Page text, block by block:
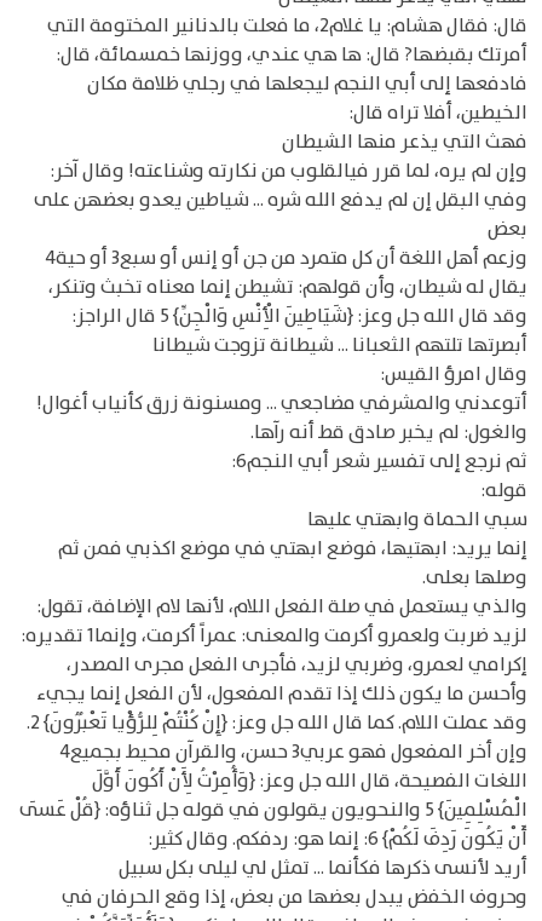
قال: فقال هشام: يا غلام2، ما فعلت بالدنانير المختومة التي
أمرتك بقبضها? قال: ها هي عندي، ووزنها خمسمائة، قال:
فادفعها إلى أبي النجم ليجعلها في رجلي ظلامة مكان
الخيطين، أفلا تراه قال:
فهث التي يذعر منها الشيطان
وإن لم يره، لما قرر فيالقلوب من نكارته وشناعته! وقال آخر:
وفي البقل إن لم يدفع الله شره ... شياطين يعدو بعضهن على
بعض
وزعم أهل اللغة أن كل متمرد من جن أو إنس أو سبع3 أو حية4
يقال له شيطان، وأن قولهم: تشيطن إنما معناه تخبث وتنكر،
وقد قال الله جل وعز: {شَيَاطِينَ الْأِنْسِ وَالْجِنِّ} 5 قال الراجز:
أبصرتها تلتهم الثعبانا ... شيطانة تزوجت شيطانا
وقال امرؤ القيس:
أتوعدني والمشرفي مضاجعي ... ومسنونة زرق كأنياب أغوال!
والغول: لم يخبر صادق قط أنه رآها.
ثم نرجع إلى تفسير شعر أبي النجم6:
قوله:
سبي الحماة وابهتي عليها
إنما يريد: ابهتيها، فوضع ابهتي في موضع اكذبي فمن ثم
وصلها بعلى.
والذي يستعمل في صلة الفعل اللام، لأنها لام الإضافة، تقول:
لزيد ضربت ولعمرو أكرمت والمعنى: عمراً أكرمت، وإنما1 تقديره:
إكرامي لعمرو، وضربي لزيد، فأجرى الفعل مجرى المصدر،
وأحسن ما يكون ذلك إذا تقدم المفعول، لأن الفعل إنما يجيء
وقد عملت اللام. كما قال الله جل وعز: {إِنْ كُنْتُمْ لِلرُّؤْيا تَعْبُرُونَ} 2.
وإن أخر المفعول فهو عربي3 حسن، والقرآن محيط بجميع4
اللغات الفصيحة، قال الله جل وعز: {وَأُمِرْتُ لِأَنْ أَكُونَ أَوَّلَ
الْمُسْلِمِينَ} 5 والنحويون يقولون في قوله جل ثناؤه: {قُلْ عَسَى
أَنْ يَكُونَ رَدِفَ لَكُمْ} 6: إنما هو: ردفكم. وقال كثير:
أريد لأنسى ذكرها فكأنما ... تمثل لي ليلى بكل سبيل
وحروف الخفض يبدل بعضها من بعض، إذا وقع الحرفان في